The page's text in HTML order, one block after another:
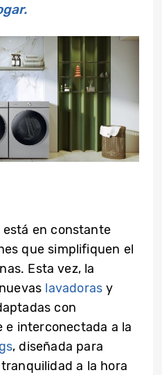
en constante
que simplifiquen el
Esta vez, la
lavadoras y
con
interconectada a la
, diseñada para
a la hora